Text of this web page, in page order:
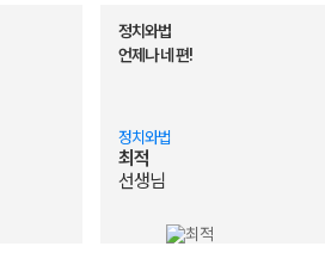
의 기초가 생겼어요
짜다
고정 1으로 만들어주는 강좌
무 좋음 진짜로 (고2)
1달반만에 44점. 왜 안해?
정치와법
언제나 네 편!
정치와법
최적
선생님